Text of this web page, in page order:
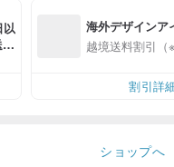
以
海外デザインア
入
越境送料割引（
割引詳
ショップへ